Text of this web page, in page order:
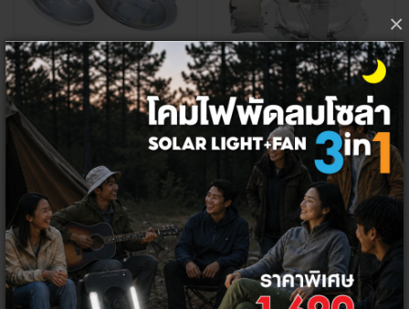
×
HI-TEK โคมดาวไลท์พร้อมกระจกปิด ท
รงกลม ขั้ว E27 ขนาด 6 นิ้ว
300 - 350 ฿
270 - 315 ฿
HI-TEK โคมดาวไลท์พร้อมกระจกปิด ขั้
390 ฿
350 ฿